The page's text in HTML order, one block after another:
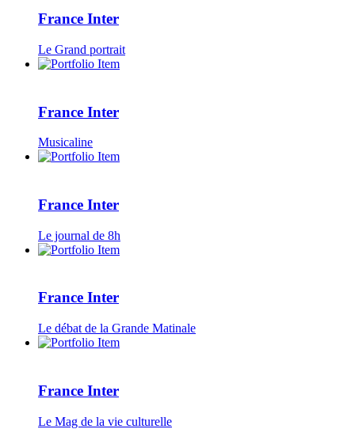
France Inter
Le Grand portrait
France Inter
Musicaline
France Inter
Le journal de 8h
France Inter
Le débat de la Grande Matinale
France Inter
Le Mag de la vie culturelle